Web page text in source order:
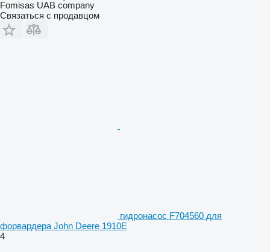
Fomisas UAB company
Связаться с продавцом
гидронасос F704560 для
форвардера John Deere 1910E
4